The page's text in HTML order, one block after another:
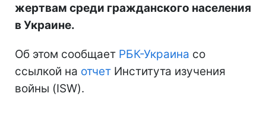
жертвам среди гражданского населения
в Украине.
Об этом сообщает РБК-Украина со
ссылкой на отчет Института изучения
войны (ISW).